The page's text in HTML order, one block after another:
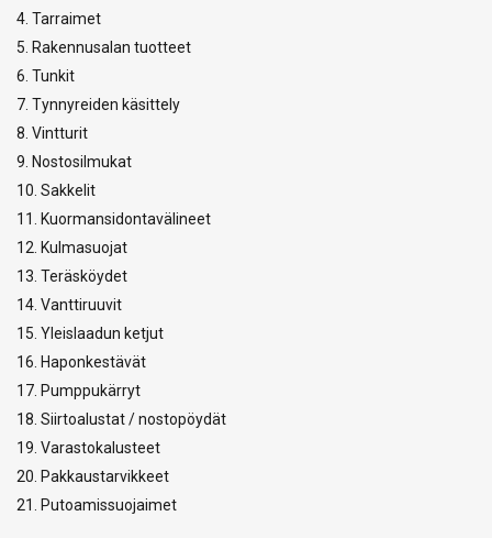
4. Tarraimet
5. Rakennusalan tuotteet
6. Tunkit
7. Tynnyreiden käsittely
8. Vintturit
9. Nostosilmukat
10. Sakkelit
11. Kuormansidontavälineet
12. Kulmasuojat
13. Teräsköydet
14. Vanttiruuvit
15. Yleislaadun ketjut
16. Haponkestävät
17. Pumppukärryt
18. Siirtoalustat / nostopöydät
19. Varastokalusteet
20. Pakkaustarvikkeet
21. Putoamissuojaimet